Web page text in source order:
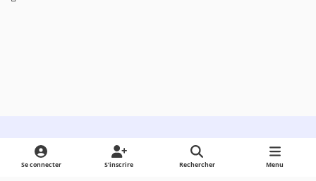
Light ModeDark ModeSystem Preference
Se connecter S’inscrire Rechercher Menu